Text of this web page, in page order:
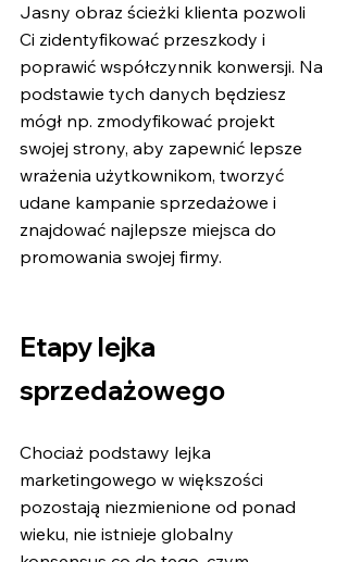
Jasny obraz ścieżki klienta pozwoli
Ci zidentyfikować przeszkody i
poprawić współczynnik konwersji. Na
podstawie tych danych będziesz
mógł np. zmodyfikować projekt
swojej strony, aby zapewnić lepsze
wrażenia użytkownikom, tworzyć
udane kampanie sprzedażowe i
znajdować najlepsze miejsca do
promowania swojej firmy.
Etapy lejka
sprzedażowego
Chociaż podstawy lejka
marketingowego w większości
pozostają niezmienione od ponad
wieku, nie istnieje globalny